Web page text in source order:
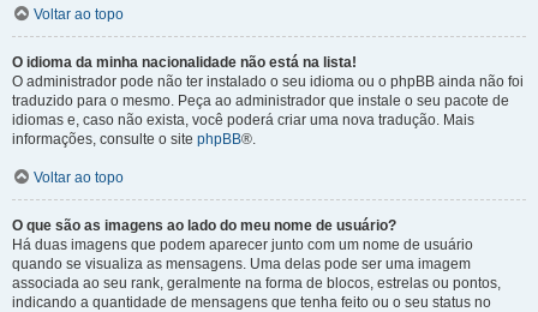
Voltar ao topo
O idioma da minha nacionalidade não está na lista!
O administrador pode não ter instalado o seu idioma ou o phpBB ainda não foi
traduzido para o mesmo. Peça ao administrador que instale o seu pacote de
idiomas e, caso não exista, você poderá criar uma nova tradução. Mais
informações, consulte o site phpBB®.
Voltar ao topo
O que são as imagens ao lado do meu nome de usuário?
Há duas imagens que podem aparecer junto com um nome de usuário
quando se visualiza as mensagens. Uma delas pode ser uma imagem
associada ao seu rank, geralmente na forma de blocos, estrelas ou pontos,
indicando a quantidade de mensagens que tenha feito ou o seu status no